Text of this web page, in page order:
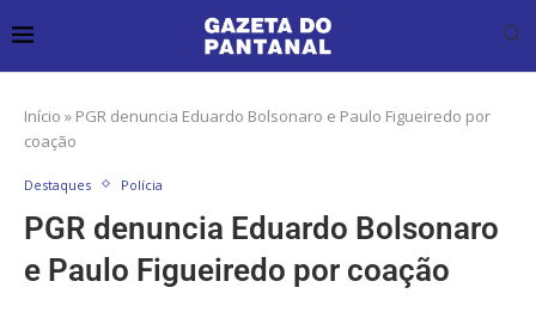
Início » PGR denuncia Eduardo Bolsonaro e Paulo Figueiredo por
coação
Destaques Polícia
PGR denuncia Eduardo Bolsonaro
e Paulo Figueiredo por coação